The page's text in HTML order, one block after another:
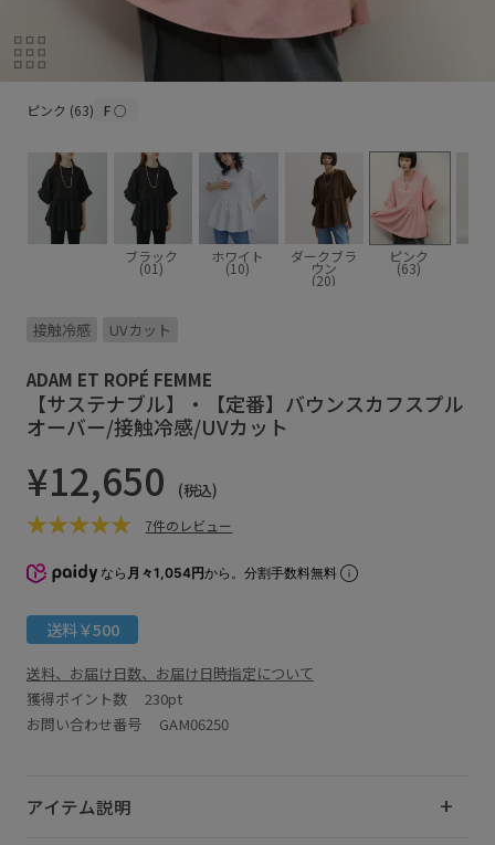
ピンク (63) F○
ブラック
(01)
ホワイト
(10)
ダークブラ
ウン
(20)
ピンク
(63)
接触冷感 UVカット
ADAM ET ROPÉ FEMME
【サステナブル】・【定番】バウンスカフスプル
オーバー/接触冷感/UVカット
¥12,650 (税込)
7件のレビュー
なら 月々1,054円から。分割手数料無料
送料￥500
送料、お届け日数、お届け日時指定について
獲得ポイント数 230pt
お問い合わせ番号 GAM06250
アイテム説明